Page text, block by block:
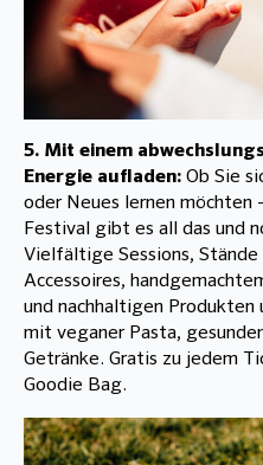
5. Mit einem
Energie aufladen: Ob Sie
oder Neues lernen möchten
Festival gibt es all das und
Vielfältige Sessions,
Accessoires,
und nachhaltigen Produkten
mit veganer Pasta,
Getränke. Gratis zu jedem
Goodie Bag.